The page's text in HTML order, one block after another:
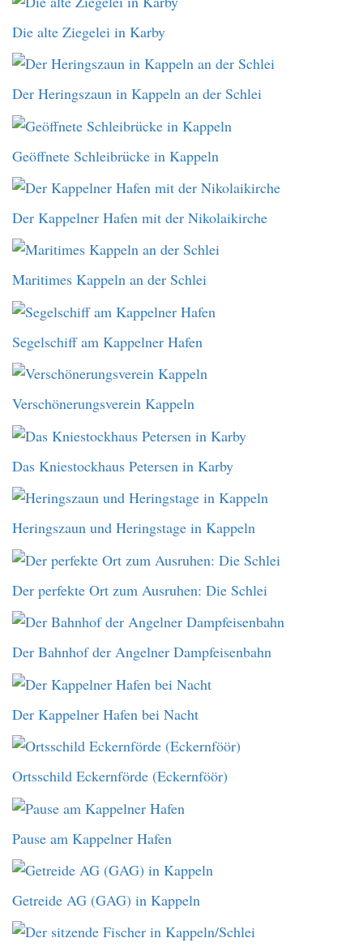
Die alte Ziegelei in Karby
Der Heringszaun in Kappeln an der Schlei
Geöffnete Schleibrücke in Kappeln
Der Kappelner Hafen mit der Nikolaikirche
Maritimes Kappeln an der Schlei
Segelschiff am Kappelner Hafen
Verschönerungsverein Kappeln
Das Kniestockhaus Petersen in Karby
Heringszaun und Heringstage in Kappeln
Der perfekte Ort zum Ausruhen: Die Schlei
Der Bahnhof der Angelner Dampfeisenbahn
Der Kappelner Hafen bei Nacht
Ortsschild Eckernförde (Eckernföör)
Pause am Kappelner Hafen
Getreide AG (GAG) in Kappeln